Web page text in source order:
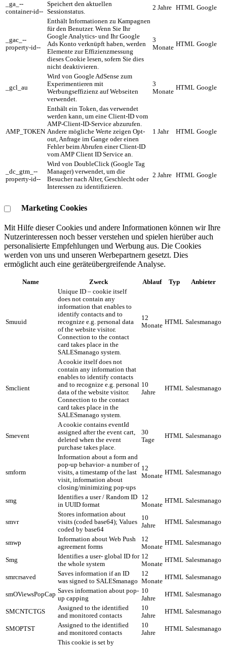
_ga_--
container-id--
Speichert den aktuellen
Sessionstatus.
2 Jahre HTML Google
_gac_--
property-id--
Enthält Informationen zu Kampagnen
für den Benutzer. Wenn Sie Ihr
Google Analytics- und Ihr Google
Ads Konto verknüpft haben, werden
Elemente zur Effizienzmessung
dieses Cookie lesen, sofern Sie dies
nicht deaktivieren.
3
Monate HTML Google
_gcl_au
Wird von Google AdSense zum
Experimentieren mit
Werbungseffizienz auf Webseiten
verwendet.
3
Monate
HTML Google
AMP_TOKEN
Enthält ein Token, das verwendet
werden kann, um eine Client-ID vom
AMP-Client-ID-Service abzurufen.
Andere mögliche Werte zeigen Opt-
out, Anfrage im Gange oder einen
Fehler beim Abrufen einer Client-ID
vom AMP Client ID Service an.
1 Jahr HTML Google
_dc_gtm_--
property-id--
Wird von DoubleClick (Google Tag
Manager) verwendet, um die
Besucher nach Alter, Geschlecht oder
Interessen zu identifizieren.
2 Jahre HTML Google
Marketing Cookies
Mit Hilfe dieser Cookies und andere Informationen können wir Ihre
Nutzerinteressen noch besser verstehen und spielen hierüber auch
personalisierte Empfehlungen und Werbung aus. ​Die Cookies
werden von uns und unseren Werbepartnern gesetzt. Dies
ermöglicht auch eine geräteübergreifende Analyse.
Name Zweck Ablauf Typ Anbieter
Smuuid
Unique ID – cookie itself
does not contain any
information that enables to
identify contacts and to
recognize e.g. personal data
of the website visitor.
Connection to the contact
card takes place in the
SALESmanago system.
12
Monate HTML Salesmanago
Smclient
A cookie itself does not
contain any information that
enables to identify contacts
and to recognize e.g. personal
data of the website visitor.
Connection to the contact
card takes place in the
SALESmanago system.
10
Jahre
HTML Salesmanago
Smevent
A cookie contains eventId
assigned after the event cart,
deleted when the event
purchase takes place.
30
Tage
HTML Salesmanago
smform
Information about a form and
pop-up behavior- a number of
visits, a timestamp of the last
visit, information about
closing/minimizing pop-ups
12
Monate HTML Salesmanago
smg
Identifies a user / Random ID
in UUID format
12
Monate
HTML Salesmanago
smvr
Stores information about
visits (coded base64); Values
coded by base64
10
Jahre
HTML Salesmanago
smwp
Information about Web Push
agreement forms
12
Monate
HTML Salesmanago
Smg
Identifies a user- global ID for
the whole system
12
Monate
HTML Salesmanago
smrcrsaved
Saves information if an ID
was signed to SALESmanago
12
Monate
HTML Salesmanago
smOViewsPopCap Saves information about pop-
up capping
10
Jahre
HTML Salesmanago
SMCNTCTGS
Assigned to the identified
and monitored contacts
10
Jahre
HTML Salesmanago
SMOPTST
Assigned to the identified
and monitored contacts
10
Jahre
HTML Salesmanago
This cookie is set by